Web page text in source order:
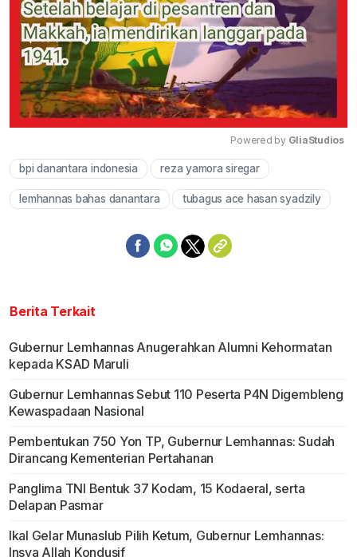
Powered by GliaStudios
bpi danantara indonesia reza yamora siregar
lemhannas bahas danantara tubagus ace hasan syadzily
Berita Terkait
Gubernur Lemhannas Anugerahkan Alumni Kehormatan
kepada KSAD Maruli
Gubernur Lemhannas Sebut 110 Peserta P4N Digembleng
Kewaspadaan Nasional
Pembentukan 750 Yon TP, Gubernur Lemhannas: Sudah
Dirancang Kementerian Pertahanan
Panglima TNI Bentuk 37 Kodam, 15 Kodaeral, serta
Delapan Pasmar
Ikal Gelar Munaslub Pilih Ketum, Gubernur Lemhannas:
Insya Allah Kondusif